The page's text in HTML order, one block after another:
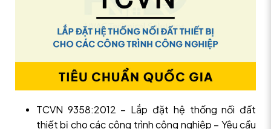
TCVN 9358:2012 – Lắp đặt hệ thống nối đất
thiết bị cho các công trình công nghiệp – Yêu cầu